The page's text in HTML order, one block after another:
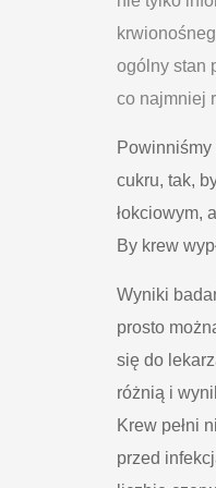
ogólny stan
co najmniej
cukru, tak,
łokciowym,
By krew
Wyniki
prosto
się do
różnią i
Krew pełni
przed